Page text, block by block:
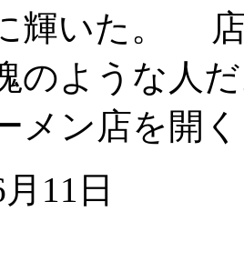
輝いた。 店
のような人
メン店を開
11日